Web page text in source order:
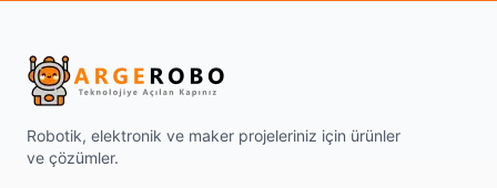
Robotik, elektronik ve maker projeleriniz için ürünler
ve çözümler.